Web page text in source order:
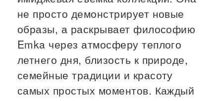
не просто демонстрирует новые
образы, а раскрывает философию
Emka через атмосферу теплого
летнего дня, близость к природе,
семейные традиции и красоту
самых простых моментов. Каждый